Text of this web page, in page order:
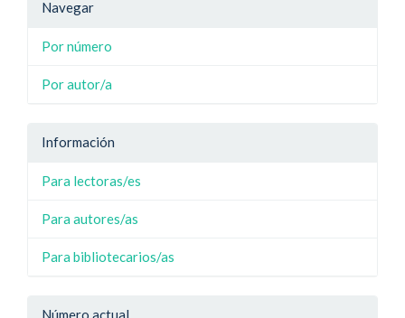
Navegar
Por número
Por autor/a
Información
Para lectoras/es
Para autores/as
Para bibliotecarios/as
Número actual